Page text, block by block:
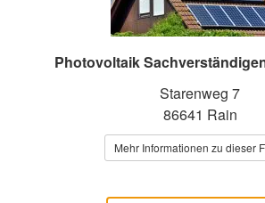
Photovoltaik
Starenweg 7
86641 Rain
Mehr Informationen zu dieser